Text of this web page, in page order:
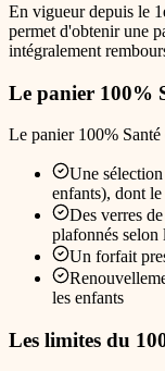
En vigueur depuis le
permet d'obtenir une
intégralement
Le panier 100%
Le panier 100% Santé
Une
enfants), dont
Des verres
plafonnés selon
Un forfait
les enfants
Les limites du